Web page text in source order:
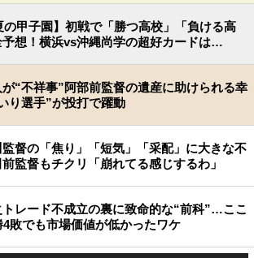
の甲子園】初戦で「勝つ高校」「負ける高
予想！横浜vs沖縄尚学の超好カードは…
“不祥事”阿部前監督の遺産に助けられる幸
り選手”が投打で躍動
監督の「焦り」「短気」「采配」に大きな不
監督もチクリ「崩れてる感じするわ」
レード不成立の裏に致命的な“前科”…ここ
4敗でも市場価値が低かったワケ